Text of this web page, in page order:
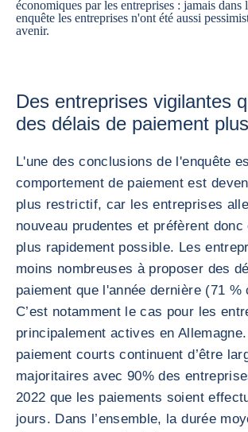
économiques par les entreprises : jamais dans
enquête les entreprises n'ont été aussi
avenir.
Des entreprises vigilantes
des délais de paiement
L'une des conclusions de l'enquête
comportement de paiement est
plus restrictif, car les entreprises
nouveau prudentes et préfèrent
plus rapidement possible. Les
moins nombreuses à proposer des
paiement que l'année dernière (71 %
C’est notamment le cas pour les
principalement actives en
paiement courts continuent d’être
majoritaires avec 90% des
2022 que les paiements soient
jours. Dans l’ensemble, la durée